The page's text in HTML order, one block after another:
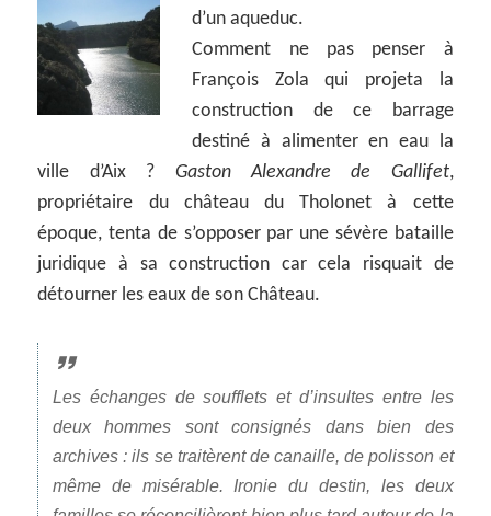
d’un aqueduc.
Comment ne pas penser à
François Zola qui projeta la
construction de ce barrage
destiné à alimenter en eau la
ville d’Aix ? Gaston Alexandre de Gallifet,
propriétaire du château du Tholonet à cette
époque, tenta de s’opposer par une sévère bataille
juridique à sa construction car cela risquait de
détourner les eaux de son Château.
Les échanges de soufflets et d’insultes entre les
deux hommes sont consignés dans bien des
archives : ils se traitèrent de canaille, de polisson et
même de misérable. Ironie du destin, les deux